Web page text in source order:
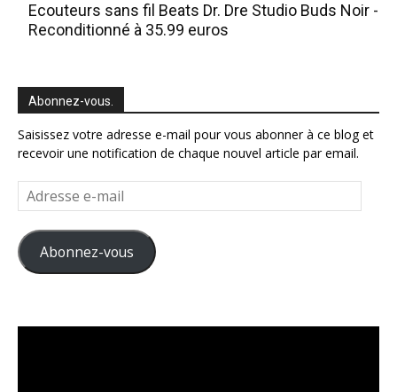
Ecouteurs sans fil Beats Dr. Dre Studio Buds Noir -
Reconditionné à 35.99 euros
Abonnez-vous.
Saisissez votre adresse e-mail pour vous abonner à ce blog et
recevoir une notification de chaque nouvel article par email.
Adresse
e-
mail
Abonnez-vous